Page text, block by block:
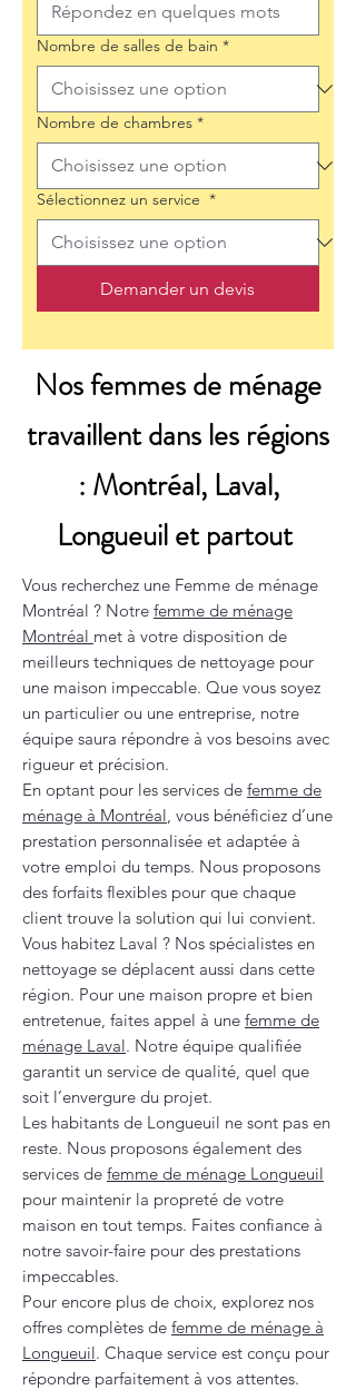
Nombre de salles de bain *
Nombre de chambres *
Sélectionnez un service *
Demander un devis
Nos femmes de ménage
travaillent dans les régions
: Montréal, Laval,
Longueuil et partout
Vous recherchez une Femme de ménage
Montréal ? Notre femme de ménage
Montréal met à votre disposition de
meilleurs techniques de nettoyage pour
une maison impeccable. Que vous soyez
un particulier ou une entreprise, notre
équipe saura répondre à vos besoins avec
rigueur et précision.
En optant pour les services de femme de
ménage à Montréal, vous bénéficiez d’une
prestation personnalisée et adaptée à
votre emploi du temps. Nous proposons
des forfaits flexibles pour que chaque
client trouve la solution qui lui convient.
Vous habitez Laval ? Nos spécialistes en
nettoyage se déplacent aussi dans cette
région. Pour une maison propre et bien
entretenue, faites appel à une femme de
ménage Laval. Notre équipe qualifiée
garantit un service de qualité, quel que
soit l’envergure du projet.
Les habitants de Longueuil ne sont pas en
reste. Nous proposons également des
services de femme de ménage Longueuil
pour maintenir la propreté de votre
maison en tout temps. Faites confiance à
notre savoir-faire pour des prestations
impeccables.
Pour encore plus de choix, explorez nos
offres complètes de femme de ménage à
Longueuil. Chaque service est conçu pour
répondre parfaitement à vos attentes.